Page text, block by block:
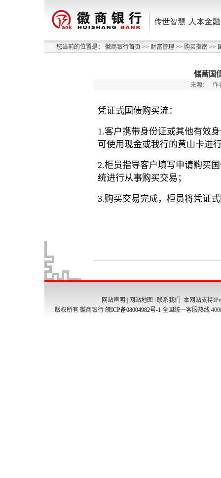
您当前的位置是： 徽商银行首页 >> 财富管理 >> 购买指南 >>
储蓄国
来源： 作
网站声明 网站地图 联系我们
本网站支持
版权所有 徽商银行 皖ICP备08004982号-1 全国统一客服热线